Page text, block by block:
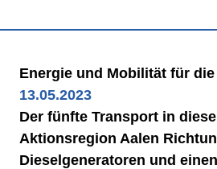
Energie und Mobilität für
13.05.2023
Der fünfte Transport in
Aktionsregion Aalen
Dieselgeneratoren und